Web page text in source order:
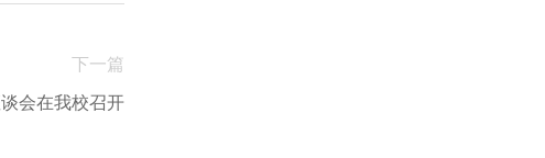
下一篇
会在我校召开